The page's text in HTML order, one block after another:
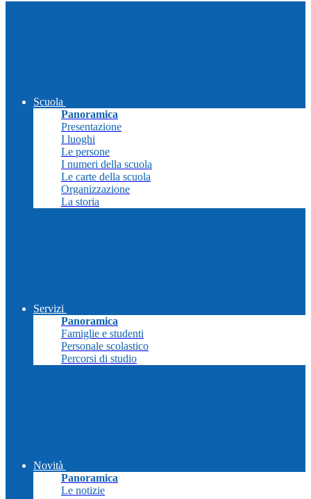
Scuola
Panoramica
Presentazione
I luoghi
Le persone
I numeri della scuola
Le carte della scuola
Organizzazione
La storia
Servizi
Panoramica
Famiglie e studenti
Personale scolastico
Percorsi di studio
Novità
Panoramica
Le notizie